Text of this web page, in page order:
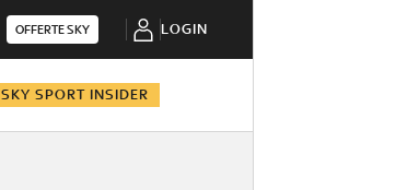
OFFERTE SKY LOGIN
SKY SPORT INSIDER